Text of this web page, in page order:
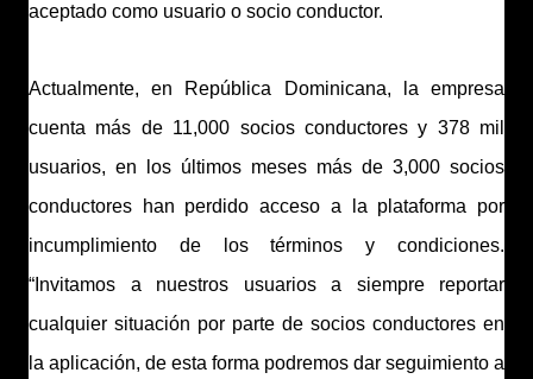
aceptado como usuario o socio conductor.
Actualmente, en República Dominicana, la empresa
cuenta más de 11,000 socios conductores y 378 mil
usuarios, en los últimos meses más de 3,000 socios
conductores han perdido acceso a la plataforma por
incumplimiento de los términos y condiciones.
“ Invitamos a nuestros usuarios a siempre reportar
cualquier situación por parte de socios conductores en
la aplicación, de esta forma podremos dar seguimiento a